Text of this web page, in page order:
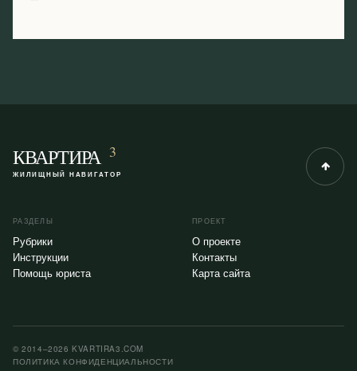
КВАРТИРА 3
ЖИЛИЩНЫЙ НАВИГАТОР
РАЗДЕЛЫ
Рубрики
Инструкции
Помощь юриста
ПРОЕКТ
О проекте
Контакты
Карта сайта
© 2014–2026 KVARTIRA3.COM
ПОЛИТИКА КОНФИДЕНЦИАЛЬНОСТИ